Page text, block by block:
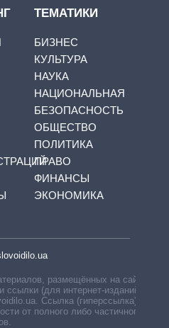
ТЕМАТИКИ
БИЗНЕС
КУЛЬТУРА
НАУКА
НАЦИОНАЛЬНАЯ
БЕЗОПАСНОСТЬ
ОБЩЕСТВО
ПОЛИТИКА
ПРАВО
ФИНАНСЫ
ЭКОНОМИКА
размещённых на сайте,
ссылки (для интернет-изданий —
Ссылка (гиперссылка)
от полного либо частичного